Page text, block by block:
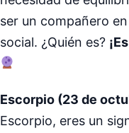
ser un compañero
social. ¿Quién es?
Escorpio (23 de
Escorpio, eres un